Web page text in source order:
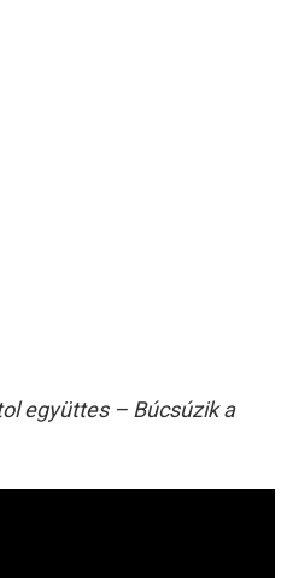
együttes – Búcsúzik a